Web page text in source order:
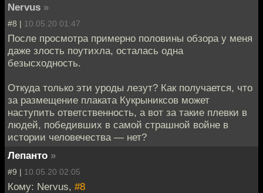
Nervus »
#8 | 10.05.20 01:47
После просмотра примерно половины обзора у меня
даже злость поутихла, осталась одна
безысходность.
Откуда только эти уроды лезут? Как получается, что
за размещение плаката Кукрыниксов может
наступить ответственность, а вот за такие плевки в
людей, победивших в самой страшной войне в
истории человечества — нет?
Лепанто »
#9 | 10.05.20 02:05
Кому: Nervus, #8